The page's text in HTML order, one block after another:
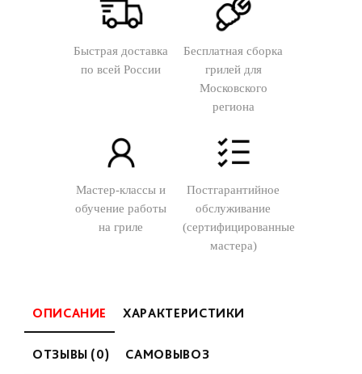
Быстрая доставка
по всей России
Бесплатная сборка
грилей для
Московского
региона
Мастер-классы и
обучение работы
на гриле
Постгарантийное
обслуживание
(сертифицированные
мастера)
ОПИСАНИЕ ХАРАКТЕРИСТИКИ
ОТЗЫВЫ (0) САМОВЫВОЗ